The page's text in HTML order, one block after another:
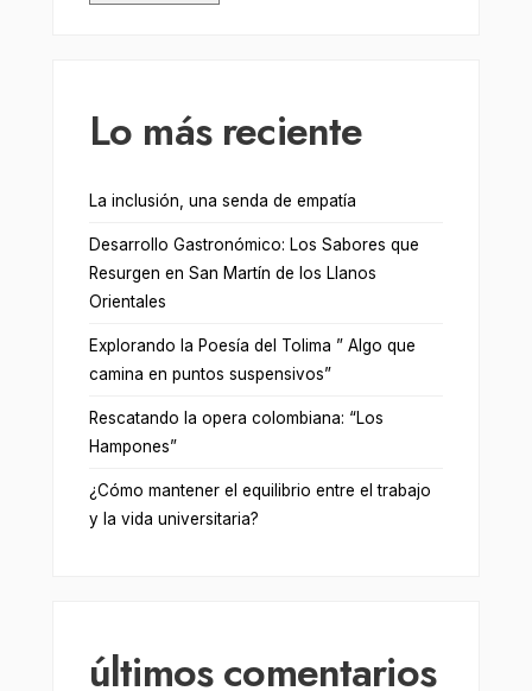
Lo más reciente
La inclusión, una senda de empatía
Desarrollo Gastronómico: Los Sabores que
Resurgen en San Martín de los Llanos
Orientales
Explorando la Poesía del Tolima ” Algo que
camina en puntos suspensivos”
Rescatando la opera colombiana: “Los
Hampones”
¿Cómo mantener el equilibrio entre el trabajo
y la vida universitaria?
últimos comentarios